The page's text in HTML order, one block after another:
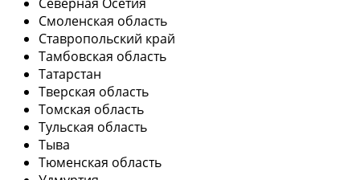
Смоленская область
Ставропольский край
Тамбовская область
Татарстан
Тверская область
Томская область
Тульская область
Тыва
Тюменская область